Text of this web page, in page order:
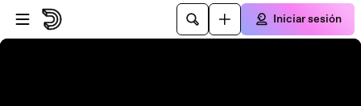
Saltar al reproductor
Saltar al contenido principal
Iniciar sesión